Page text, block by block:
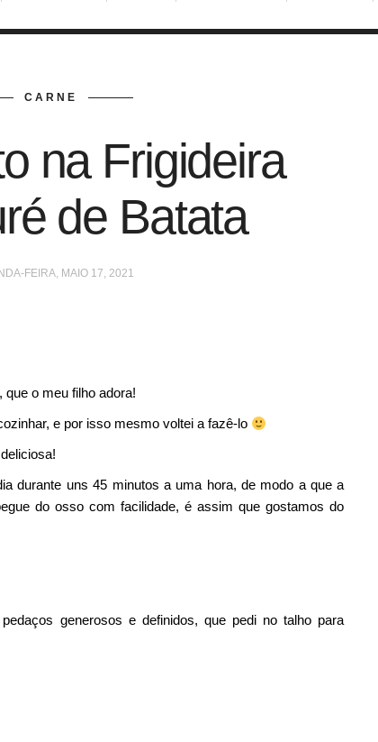
CARNE
na Frigideira
de Batata
FEIRA, MAIO 17, 2021
o meu filho adora!
e por isso mesmo voltei a fazê-lo
durante uns 45 minutos a uma hora, de modo a que a
do osso com facilidade, é assim que gostamos do
generosos e definidos, que pedi no talho para